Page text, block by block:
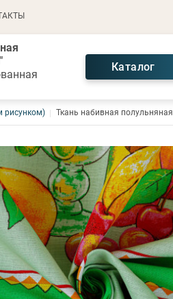
Каталог
рисунком) Ткань набивная полульняная